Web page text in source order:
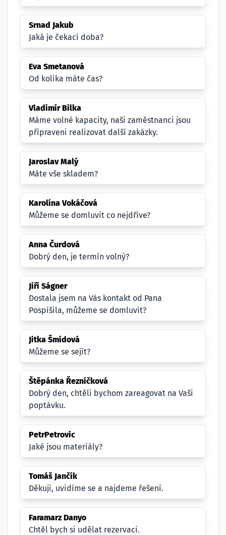
Srnad Jakub
Jaká je čekací doba?
Eva Smetanová
Od kolika máte čas?
Vladimír Bilka
Máme volné kapacity, naši zaměstnanci jsou
připraveni realizovat další zakázky.
Jaroslav Malý
Máte vše skladem?
Karolína Vokáčová
Můžeme se domluvit co nejdříve?
Anna Čurdová
Dobrý den, je termín volný?
Jiří Ságner
Dostala jsem na Vás kontakt od Pana
Pospíšila, můžeme se domluvit?
Jitka Šmídová
Můžeme se sejít?
Štěpánka Řezníčková
Dobrý den, chtěli bychom zareagovat na Vaši
poptávku.
PetrPetrovic
Jaké jsou materiály?
Tomáš Jančík
Děkuji, uvidíme se a najdeme řešení.
Faramarz Danyo
Chtěl bych si udělat rezervaci.